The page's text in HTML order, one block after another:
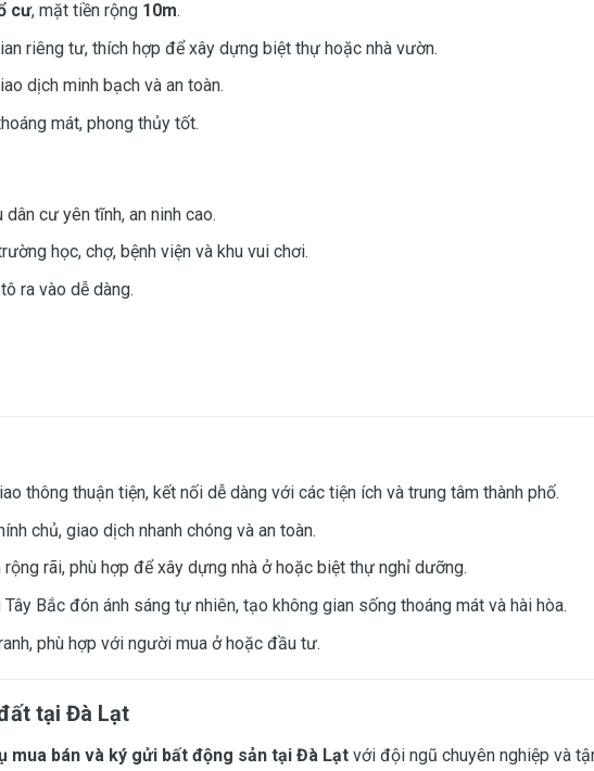
cư, mặt tiền rộng 10m.
riêng tư, thích hợp để xây dựng biệt thự hoặc nhà vườn.
dịch minh bạch và an toàn.
mát, phong thủy tốt.
cư yên tĩnh, an ninh cao.
học, chợ, bệnh viện và khu vui chơi.
ra vào dễ dàng.
thông thuận tiện, kết nối dễ dàng với các tiện ích và trung tâm thành phố.
chủ, giao dịch nhanh chóng và an toàn.
rộng rãi, phù hợp để xây dựng nhà ở hoặc biệt thự nghỉ dưỡng.
Tây Bắc đón ánh sáng tự nhiên, tạo không gian sống thoáng mát và hài hòa.
phù hợp với người mua ở hoặc đầu tư.
tại Đà Lạt
mua bán và ký gửi bất động sản tại Đà Lạt với đội ngũ chuyên nghiệp và